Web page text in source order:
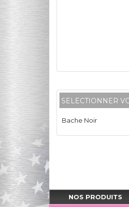
SELECTIONNER
Bache Noir
NOS PRODUITS